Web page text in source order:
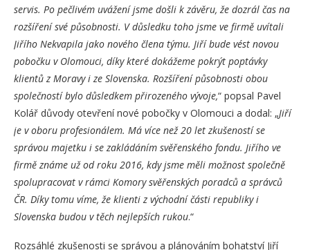
servis. Po pečlivém uvážení jsme došli k závěru, že dozrál čas na
rozšíření své působnosti. V důsledku toho jsme ve firmě uvítali
Jiřího Nekvapila jako nového člena týmu. Jiří bude vést novou
pobočku v Olomouci, díky které dokážeme pokrýt poptávky
klientů z Moravy i ze Slovenska. Rozšíření působnosti obou
společností bylo důsledkem přirozeného vývoje,“ popsal Pavel
Kolář důvody otevření nové pobočky v Olomouci a dodal: „Jiří
je v oboru profesionálem. Má více než 20 let zkušeností se
správou majetku i se zakládáním svěřenského fondu. Jiřího ve
firmě známe už od roku 2016, kdy jsme měli možnost společně
spolupracovat v rámci Komory svěřenských poradců a správců
ČR. Díky tomu víme, že klienti z východní části republiky i
Slovenska budou v těch nejlepších rukou.“
Rozsáhlé zkušenosti se správou a plánováním bohatství Jiří